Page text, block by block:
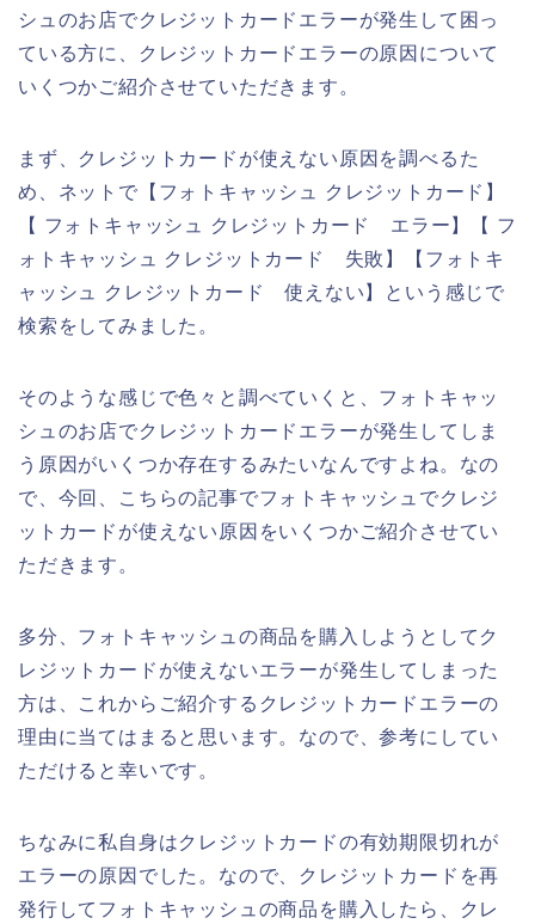
シュのお店でクレジットカードエラーが発生して困っ
ている方に、クレジットカードエラーの原因について
いくつかご紹介させていただきます。
まず、クレジットカードが使えない原因を調べるた
め、ネットで【フォトキャッシュ クレジットカード】
【 フォトキャッシュ クレジットカード エラー】【 フ
ォトキャッシュ クレジットカード 失敗】【フォトキ
ャッシュ クレジットカード 使えない】という感じで
検索をしてみました。
そのような感じで色々と調べていくと、フォトキャッ
シュのお店でクレジットカードエラーが発生してしま
う原因がいくつか存在するみたいなんですよね。なの
で、今回、こちらの記事でフォトキャッシュでクレジ
ットカードが使えない原因をいくつかご紹介させてい
ただきます。
多分、フォトキャッシュの商品を購入しようとしてク
レジットカードが使えないエラーが発生してしまった
方は、これからご紹介するクレジットカードエラーの
理由に当てはまると思います。なので、参考にしてい
ただけると幸いです。
ちなみに私自身はクレジットカードの有効期限切れが
エラーの原因でした。なので、クレジットカードを再
発行してフォトキャッシュの商品を購入したら、クレ